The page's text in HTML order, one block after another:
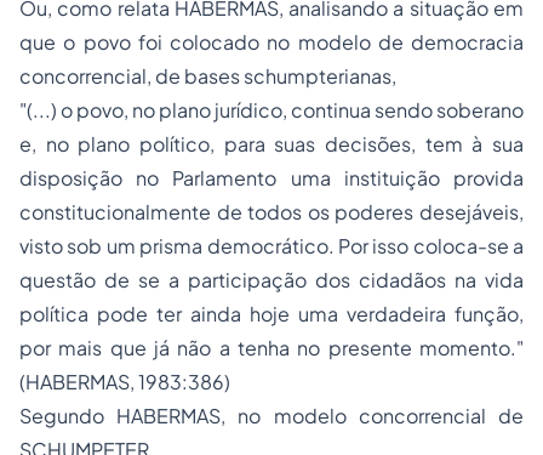
Ou, como relata HABERMAS, analisando a situação em
que o povo foi colocado no modelo de democracia
concorrencial, de bases schumpterianas,
"(...) o povo, no plano jurídico, continua sendo soberano
e, no plano político, para suas decisões, tem à sua
disposição no Parlamento uma instituição provida
constitucionalmente de todos os poderes desejáveis,
visto sob um prisma democrático. Por isso coloca-se a
questão de se a participação dos cidadãos na vida
política pode ter ainda hoje uma verdadeira função,
por mais que já não a tenha no presente momento."
(HABERMAS, 1983:386)
Segundo HABERMAS, no modelo concorrencial de
SCHUMPETER,